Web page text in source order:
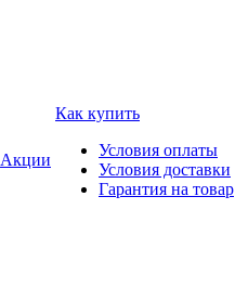
Акции
Как купить
Условия оплаты
Условия доставки
Гарантия на товар